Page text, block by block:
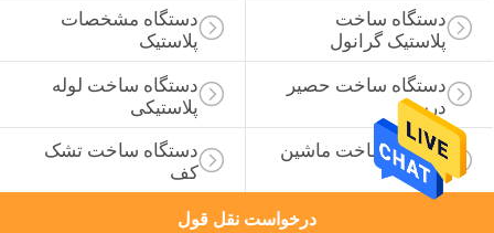
دستگاه مشخصات
پلاستیک
دستگاه ساخت
پلاستیک گرانول
دستگاه ساخت لوله
پلاستیکی
دستگاه ساخت حصیر
درب
دستگاه ساخت تشک
کف
دستگاه ساخت ماشین
مات
درخواست نقل قول